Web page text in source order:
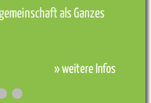
als Ganzes
» weitere Infos